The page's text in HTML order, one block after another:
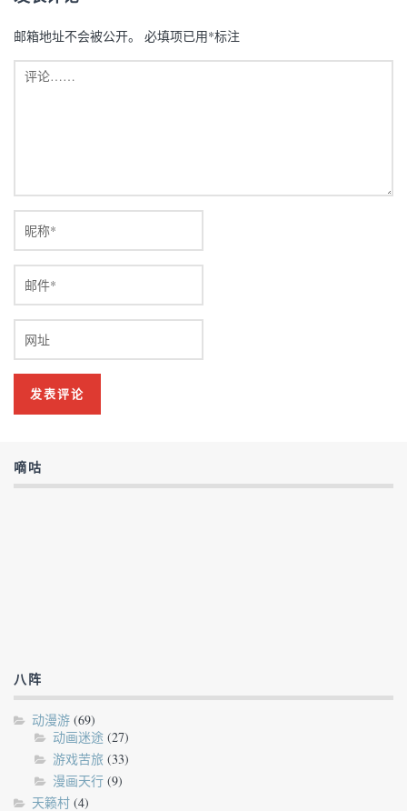
邮箱地址不会被公开。 必填项已用*标注
嘀咕
八阵
动漫游 (69)
动画迷途 (27)
游戏苦旅 (33)
漫画天行 (9)
天籁村 (4)